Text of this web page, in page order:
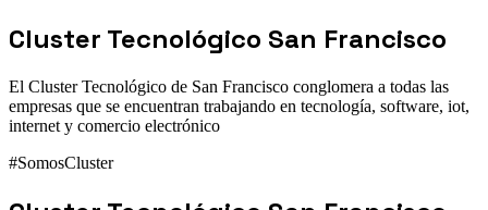
Cluster Tecnológico San Francisco
El Cluster Tecnológico de San Francisco conglomera a todas las
empresas que se encuentran trabajando en tecnología, software, iot,
internet y comercio electrónico
#SomosCluster